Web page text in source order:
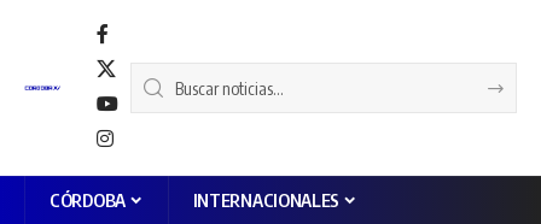
CÓRDOBA INTERNACIONALES